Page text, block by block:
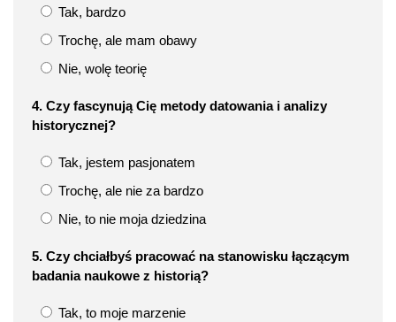
Tak, bardzo
Trochę, ale mam obawy
Nie, wolę teorię
4. Czy fascynują Cię metody datowania i analizy
historycznej?
Tak, jestem pasjonatem
Trochę, ale nie za bardzo
Nie, to nie moja dziedzina
5. Czy chciałbyś pracować na stanowisku łączącym
badania naukowe z historią?
Tak, to moje marzenie